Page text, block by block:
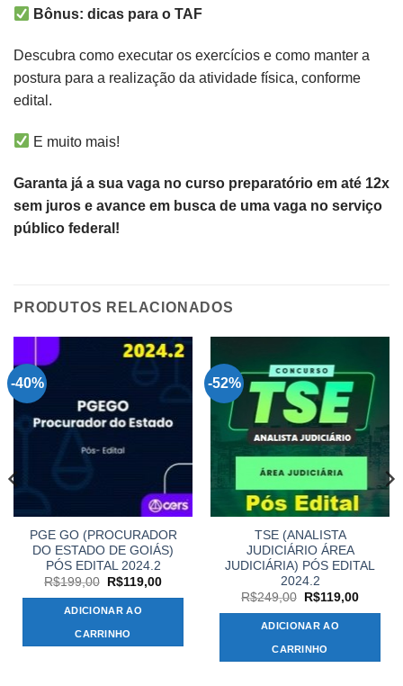
Bônus: dicas para o TAF
Descubra como executar os exercícios e como manter a
postura para a realização da atividade física, conforme
edital.
E muito mais!
Garanta já a sua vaga no curso preparatório em até 12x
sem juros e avance em busca de uma vaga no serviço
público federal!
PRODUTOS RELACIONADOS
-40%
PGE GO (PROCURADOR
DO ESTADO DE GOIÁS)
PÓS EDITAL 2024.2
R$199,00
O
original
era:
R$199,00.
R$119,00O
ADICIONAR AO
CARRINHO
-52%
TSE (ANALISTA
JUDICIÁRIO ÁREA
JUDICIÁRIA) PÓS EDITAL
2024.2
R$249,00
O
original
era:
R$249,00.
R$119,00O
ADICIONAR AO
CARRINHO